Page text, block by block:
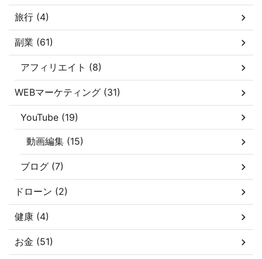
旅行 (4)
副業 (61)
アフィリエイト (8)
WEBマーケティング (31)
YouTube (19)
動画編集 (15)
ブログ (7)
ドローン (2)
健康 (4)
お金 (51)